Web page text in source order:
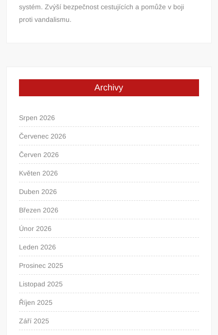
systém. Zvýší bezpečnost cestujících a pomůže v boji
proti vandalismu.
Archivy
Srpen 2026
Červenec 2026
Červen 2026
Květen 2026
Duben 2026
Březen 2026
Únor 2026
Leden 2026
Prosinec 2025
Listopad 2025
Říjen 2025
Září 2025